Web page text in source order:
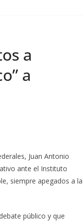
a
a
Juan Antonio
ante el Instituto
siempre apegados a la
público y que